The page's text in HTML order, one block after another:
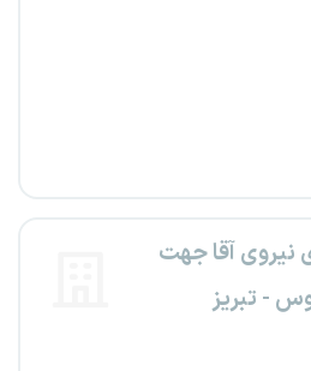
نیروی آقا جهت
- تبریز